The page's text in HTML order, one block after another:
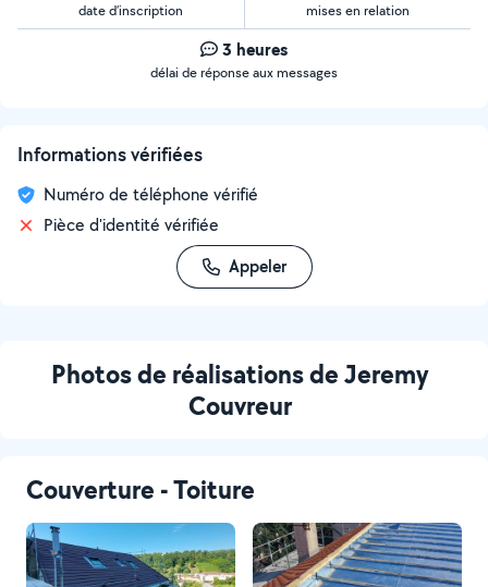
date d’inscription mises en relation
3 heures
délai de réponse aux messages
Informations vérifiées
Numéro de téléphone vérifié
Pièce d'identité vérifiée
Appeler
Photos de réalisations de Jeremy
Couvreur
Couverture - Toiture